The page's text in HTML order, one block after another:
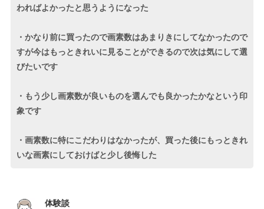
わればよかったと思うようになった
・かなり前に買ったので画素数はあまりきにしてなかったので
すが今はもっときれいに見ることができるので次は気にして選
びたいです
・もう少し画素数が良いものを選んでも良かったかなという印
象です
・画素数に特にこだわりはなかったが、買った後にもっときれ
いな画素にしておけばと少し後悔した
体験談